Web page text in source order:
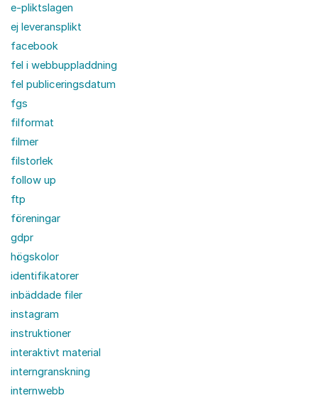
e-pliktslagen
ej leveransplikt
facebook
fel i webbuppladdning
fel publiceringsdatum
fgs
filformat
filmer
filstorlek
follow up
ftp
föreningar
gdpr
högskolor
identifikatorer
inbäddade filer
instagram
instruktioner
interaktivt material
interngranskning
internwebb